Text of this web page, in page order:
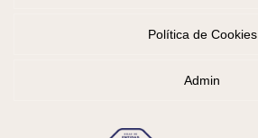
Política de Cookies
Admin